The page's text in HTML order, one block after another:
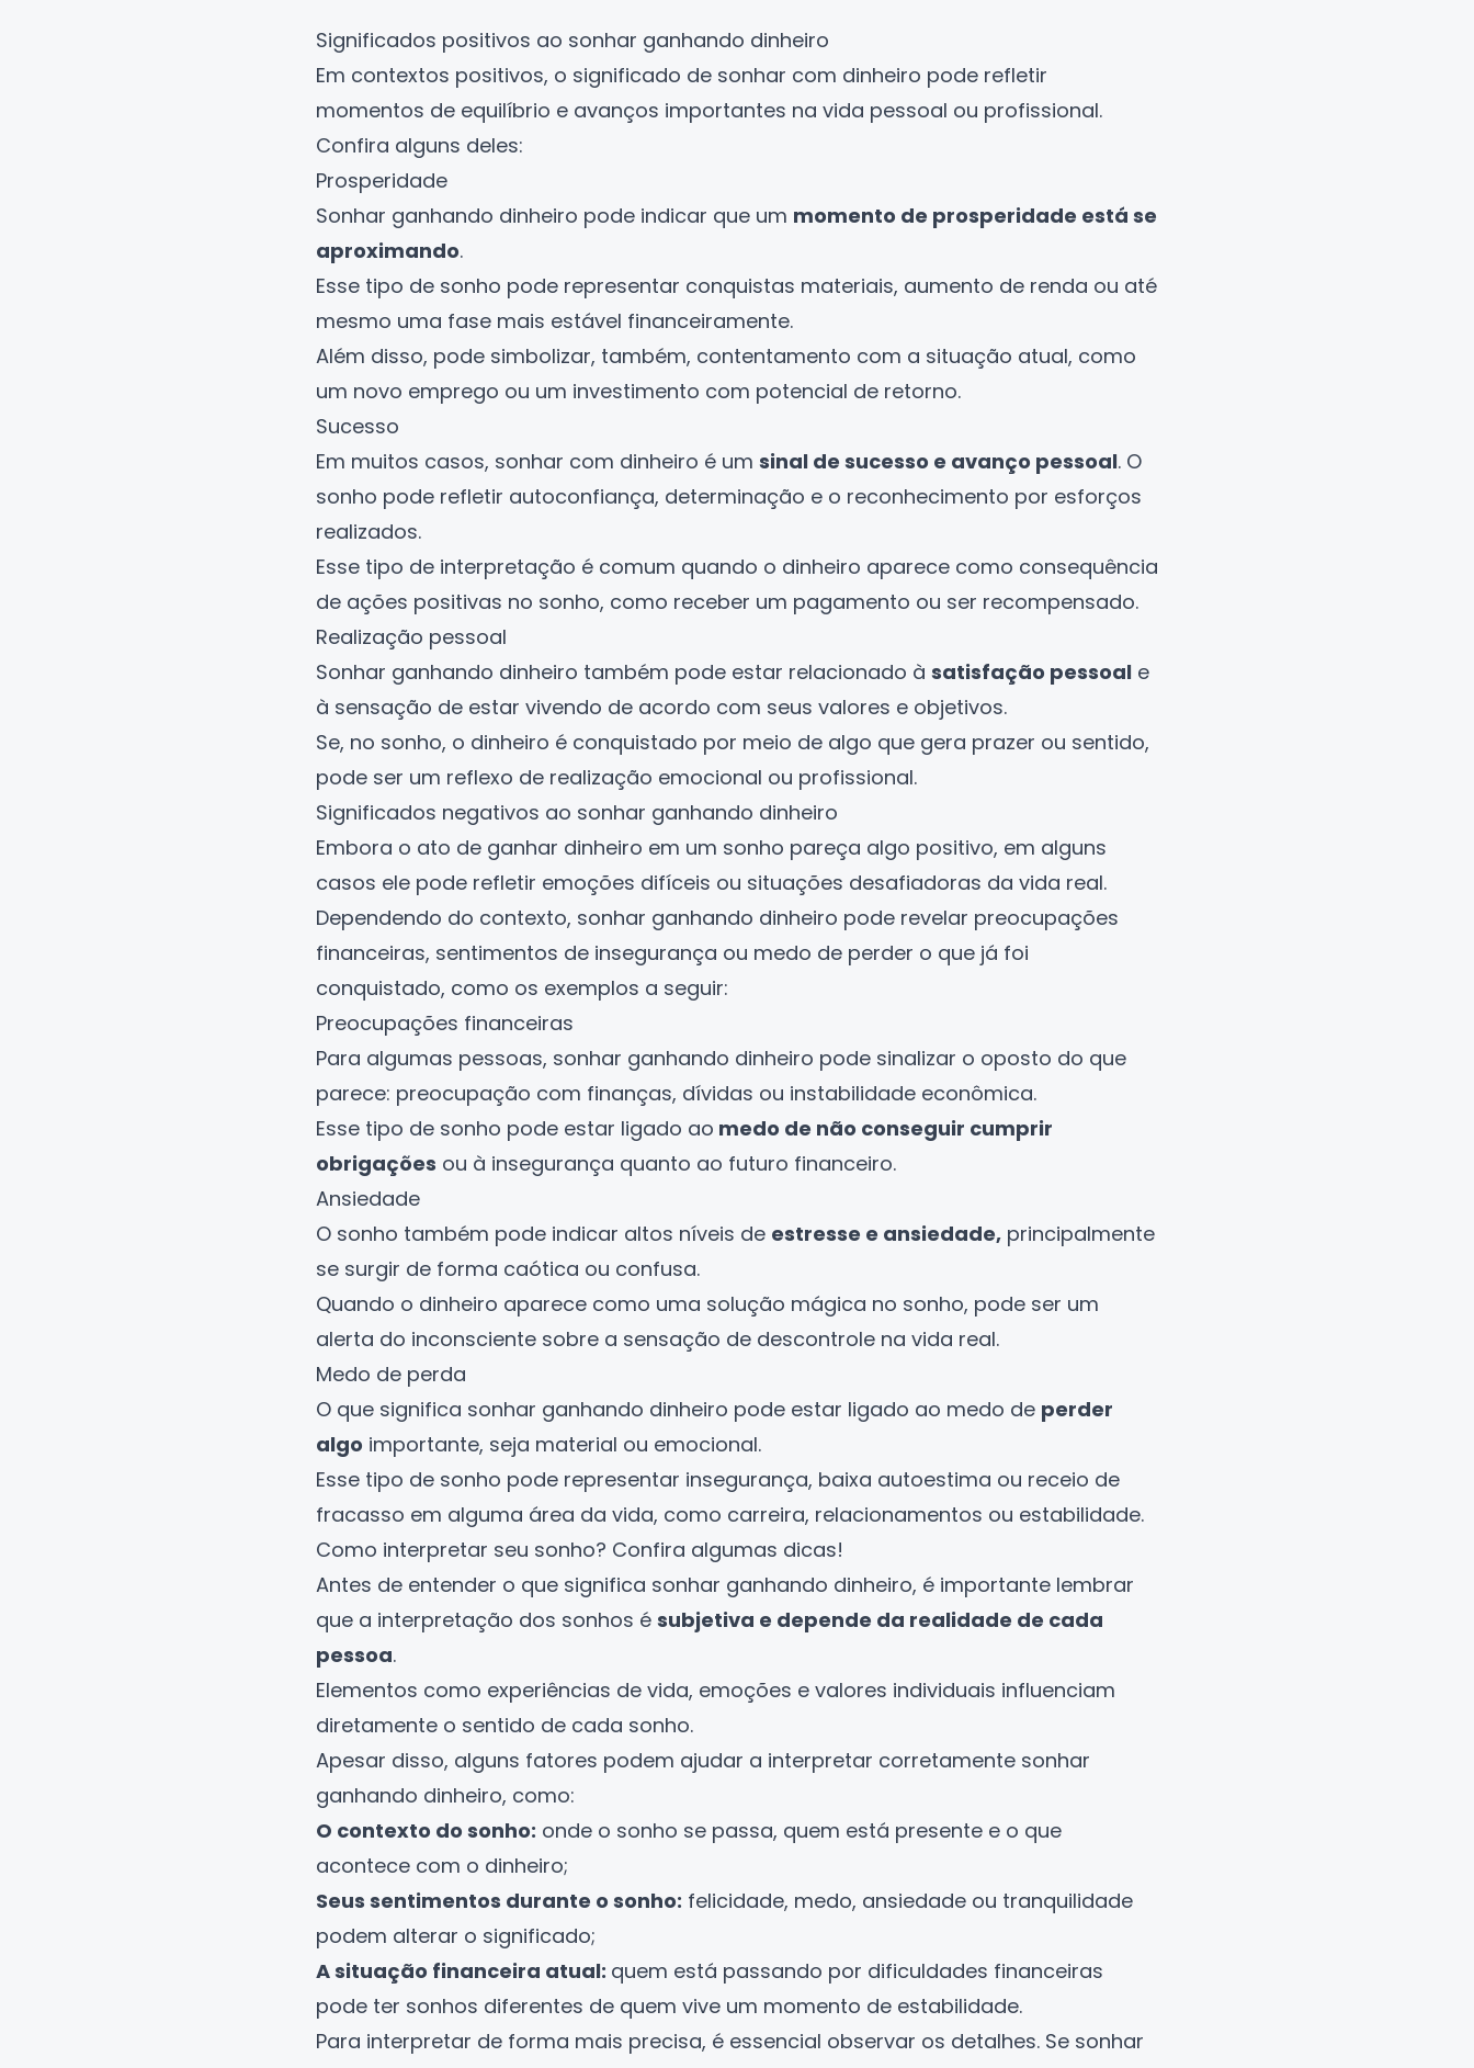
Significados positivos ao sonhar ganhando dinheiro
Em contextos positivos, o significado de sonhar com dinheiro pode refletir
momentos de equilíbrio e avanços importantes na vida pessoal ou profissional.
Confira alguns deles:
Prosperidade
Sonhar ganhando dinheiro pode indicar que um momento de prosperidade está se
aproximando.
Esse tipo de sonho pode representar conquistas materiais, aumento de renda ou até
mesmo uma fase mais estável financeiramente.
Além disso, pode simbolizar, também, contentamento com a situação atual, como
um novo emprego ou um investimento com potencial de retorno.
Sucesso
Em muitos casos, sonhar com dinheiro é um sinal de sucesso e avanço pessoal. O
sonho pode refletir autoconfiança, determinação e o reconhecimento por esforços
realizados.
Esse tipo de interpretação é comum quando o dinheiro aparece como consequência
de ações positivas no sonho, como receber um pagamento ou ser recompensado.
Realização pessoal
Sonhar ganhando dinheiro também pode estar relacionado à satisfação pessoal e
à sensação de estar vivendo de acordo com seus valores e objetivos.
Se, no sonho, o dinheiro é conquistado por meio de algo que gera prazer ou sentido,
pode ser um reflexo de realização emocional ou profissional.
Significados negativos ao sonhar ganhando dinheiro
Embora o ato de ganhar dinheiro em um sonho pareça algo positivo, em alguns
casos ele pode refletir emoções difíceis ou situações desafiadoras da vida real.
Dependendo do contexto, sonhar ganhando dinheiro pode revelar preocupações
financeiras, sentimentos de insegurança ou medo de perder o que já foi
conquistado, como os exemplos a seguir:
Preocupações financeiras
Para algumas pessoas, sonhar ganhando dinheiro pode sinalizar o oposto do que
parece: preocupação com finanças, dívidas ou instabilidade econômica.
Esse tipo de sonho pode estar ligado ao medo de não conseguir cumprir
obrigações ou à insegurança quanto ao futuro financeiro.
Ansiedade
O sonho também pode indicar altos níveis de estresse e ansiedade, principalmente
se surgir de forma caótica ou confusa.
Quando o dinheiro aparece como uma solução mágica no sonho, pode ser um
alerta do inconsciente sobre a sensação de descontrole na vida real.
Medo de perda
O que significa sonhar ganhando dinheiro pode estar ligado ao medo de perder
algo importante, seja material ou emocional.
Esse tipo de sonho pode representar insegurança, baixa autoestima ou receio de
fracasso em alguma área da vida, como carreira, relacionamentos ou estabilidade.
Como interpretar seu sonho? Confira algumas dicas!
Antes de entender o que significa sonhar ganhando dinheiro, é importante lembrar
que a interpretação dos sonhos é subjetiva e depende da realidade de cada
pessoa.
Elementos como experiências de vida, emoções e valores individuais influenciam
diretamente o sentido de cada sonho.
Apesar disso, alguns fatores podem ajudar a interpretar corretamente sonhar
ganhando dinheiro, como:
O contexto do sonho: onde o sonho se passa, quem está presente e o que
acontece com o dinheiro;
Seus sentimentos durante o sonho: felicidade, medo, ansiedade ou tranquilidade
podem alterar o significado;
A situação financeira atual: quem está passando por dificuldades financeiras
pode ter sonhos diferentes de quem vive um momento de estabilidade.
Para interpretar de forma mais precisa, é essencial observar os detalhes. Se sonhar